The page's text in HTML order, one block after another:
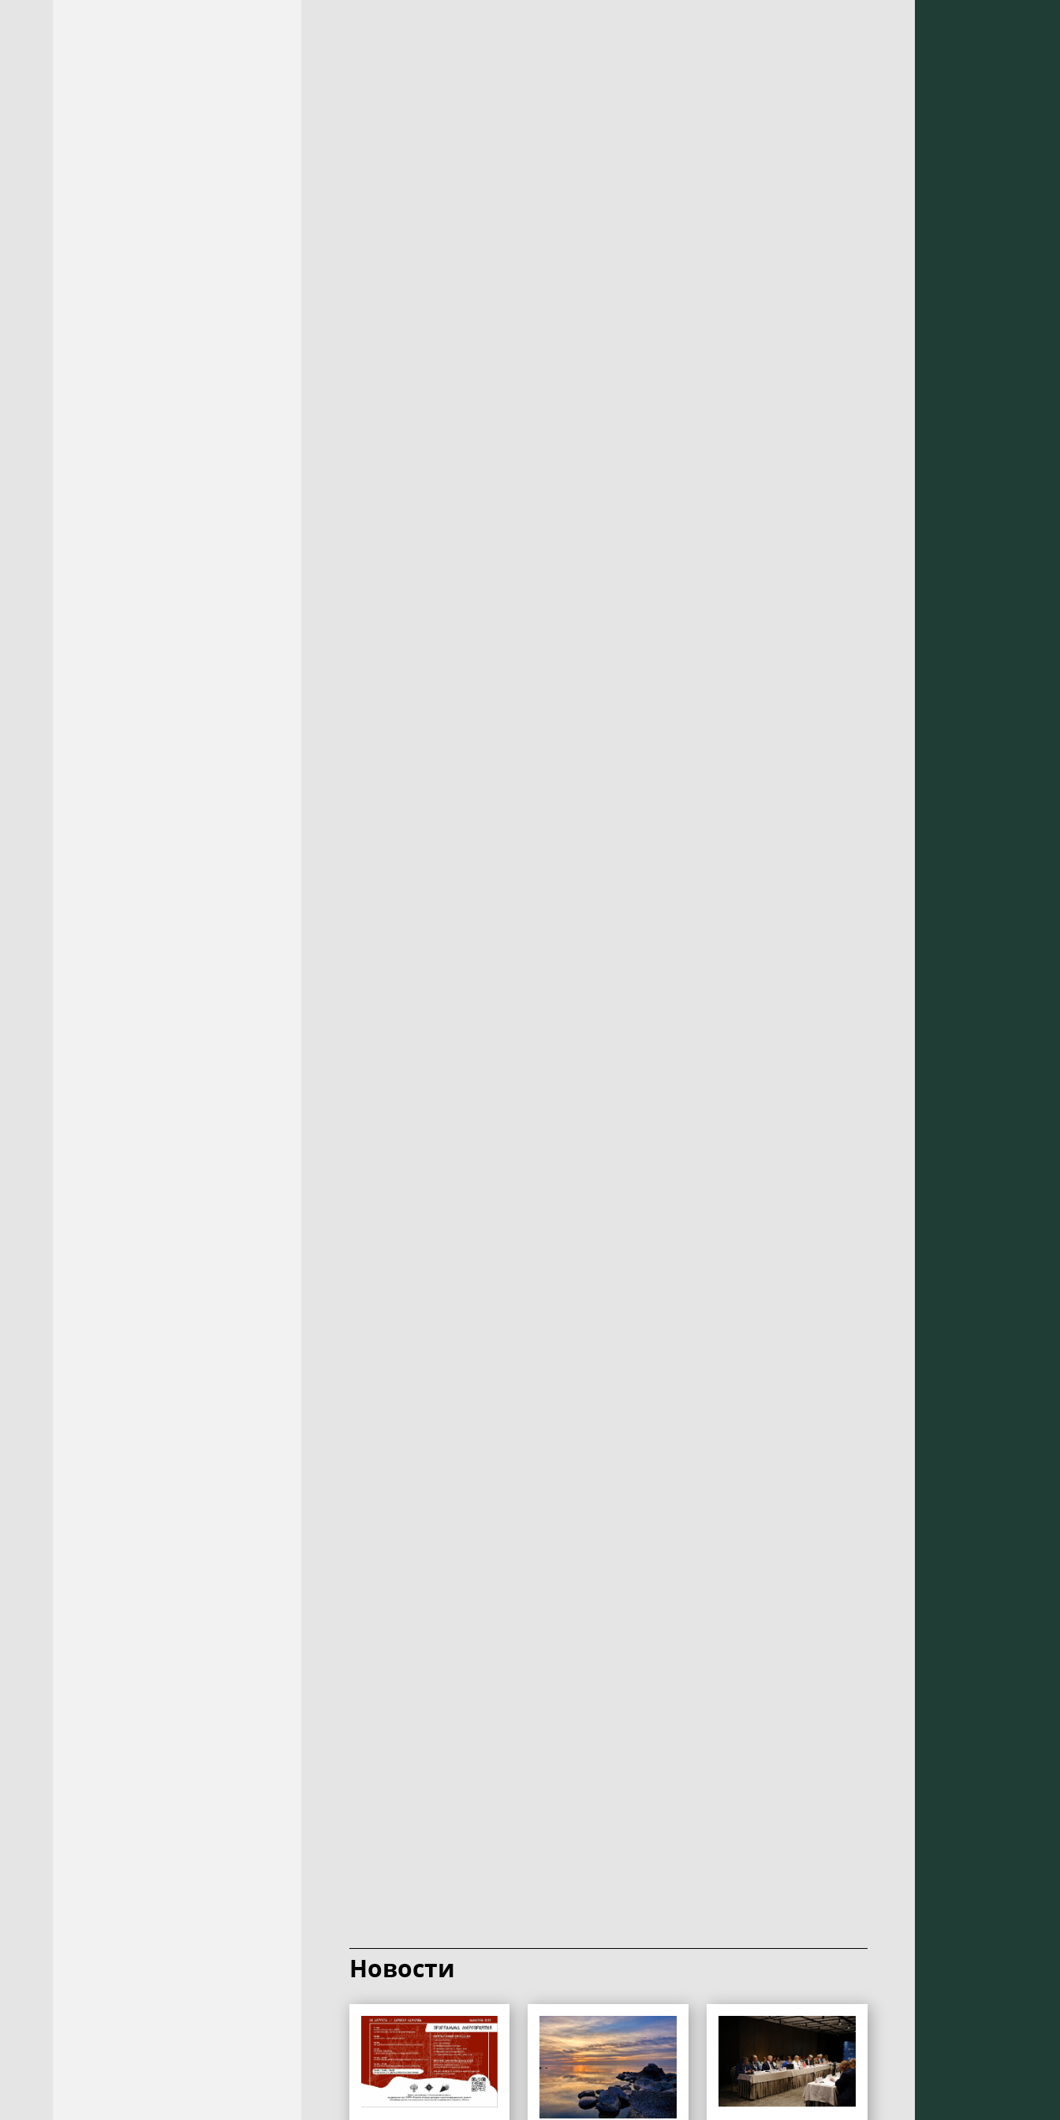
Новости